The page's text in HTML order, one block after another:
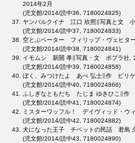
2014年2月
(児文館/2014/読中36, 7180024825)
ヤンバルクイナ 江口 欣照∥写真と文
(児文館/2014/読中37, 7180024833)
空とぶペーター フィリップ・ヴェヒタ
(児文館/2014/読中38, 7180024841)
イモムシ 新開 孝∥写真・文 ポプラ社,
(児文館/2014/読中39, 7180024858)
ぼく、みつけたよ あべ 弘士∥作 ビリケ
(児文館/2014/読中40, 7180024866)
ふしぎなともだち たじま ゆきひこ∥作
(児文館/2014/読中41, 7180024874)
ミスターワッフル！ デイヴィッド・ウ
(児文館/2014/読中42, 7180024882)
犬になった王子 チベットの民話 君島
(児文館/2014/読中43, 7180024890)